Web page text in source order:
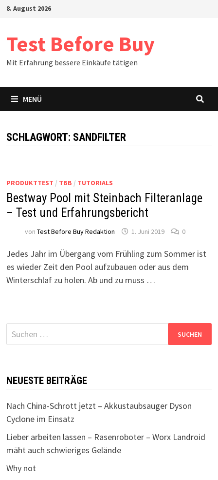
Zum8. August 2026
Test Before Buy
Mit Erfahrung bessere Einkäufe tätigen
MENÜ
SCHLAGWORT: SANDFILTER
PRODUKTTEST / TBB / TUTORIALS
Bestway Pool mit Steinbach Filteranlage
– Test und Erfahrungsbericht
von Test Before Buy Redaktion 1. Juni 2019 0
Jedes Jahr im Übergang vom Frühling zum Sommer ist
es wieder Zeit den Pool aufzubauen oder aus dem
Winterschlaf zu holen. Ab und zu muss …
Suchen
nach:
NEUESTE BEITRÄGE
Nach China-Schrott jetzt – Akkustaubsauger Dyson
Cyclone im Einsatz
Lieber arbeiten lassen – Rasenroboter – Worx Landroid
mäht auch schwieriges Gelände
Why not